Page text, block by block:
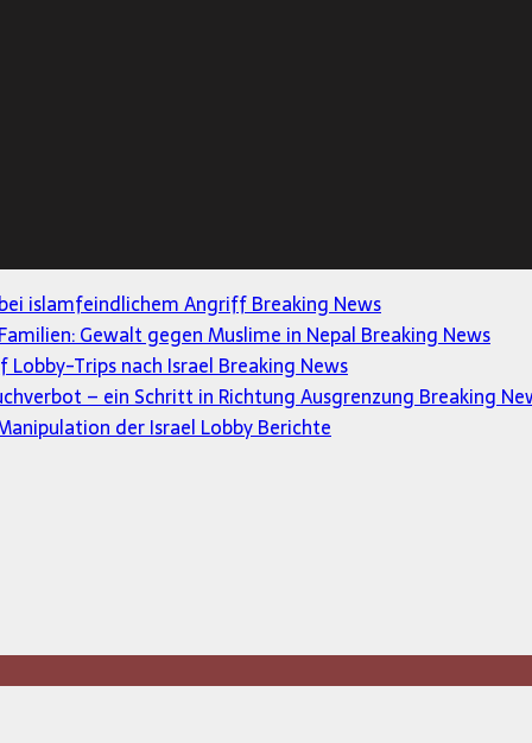
islamfeindlichem AngriffBreaking News
Gewalt gegen Muslime in Nepal Breaking News
Lobby-Trips nach Israel Breaking News
– ein Schritt in Richtung Ausgrenzung Breaking
der Israel LobbyBerichte